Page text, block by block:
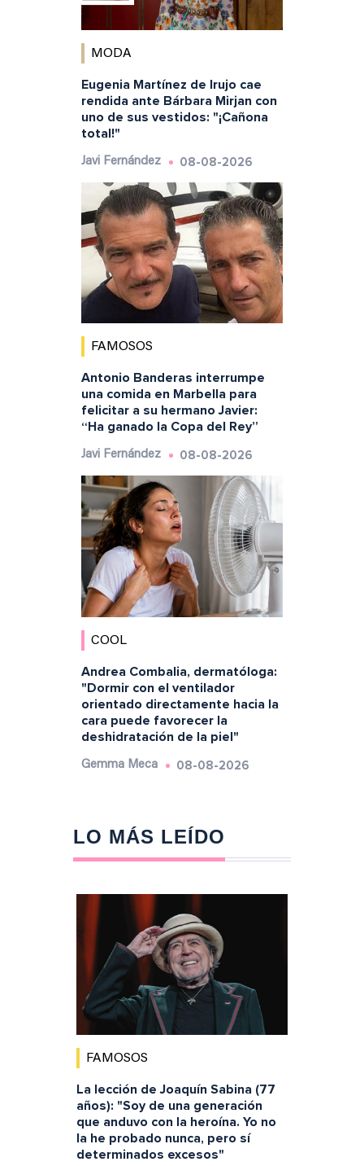
MODA
Eugenia Martínez de Irujo cae
rendida ante Bárbara Mirjan con
uno de sus vestidos: "¡Cañona
total!"
Javi Fernández 08-08-2026
FAMOSOS
Antonio Banderas interrumpe
una comida en Marbella para
felicitar a su hermano Javier:
“Ha ganado la Copa del Rey”
Javi Fernández 08-08-2026
COOL
Andrea Combalia, dermatóloga:
"Dormir con el ventilador
orientado directamente hacia la
cara puede favorecer la
deshidratación de la piel"
Gemma Meca 08-08-2026
LO MÁS LEÍDO
FAMOSOS
La lección de Joaquín Sabina (77
años): "Soy de una generación
que anduvo con la heroína. Yo no
la he probado nunca, pero sí
determinados excesos"